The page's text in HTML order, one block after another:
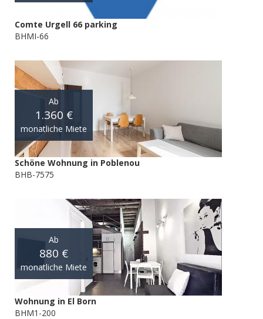
Comte Urgell 66 parking
BHMI-66
Ab
1.360 €
monatliche Miete
Schöne Wohnung in Poblenou
BHB-7575
Ab
880 €
monatliche Miete
Wohnung in El Born
BHM1-200